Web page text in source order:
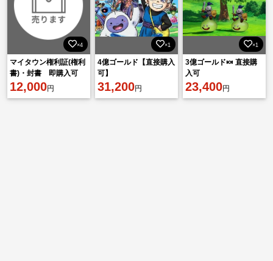
×4
マイタウン権利証(権利
書)・封書 即購入可
12,000円
×1
4億ゴールド【直接購入
可】
31,200円
×1
3億ゴールド🍬 直接購
入可
23,400円